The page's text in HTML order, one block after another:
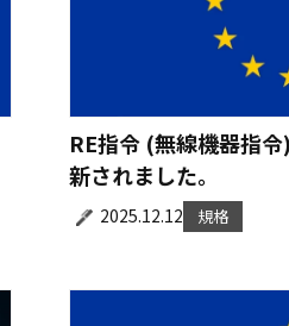
RE指令 (無線機器指
新されました。
2025.12.12 規格